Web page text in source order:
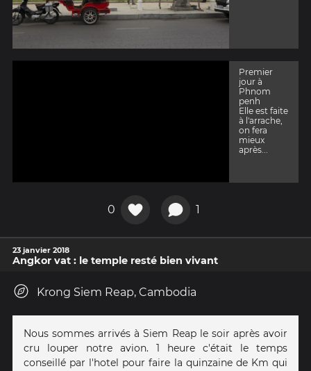
Premier
jour à
Phnom
penh
Elle est faite
à l'arrache,
on fera
mieux
après...
0 1
23 janvier 2018
Angkor vat : le temple resté bien vivant
Krong Siem Reap, Cambodia
Nous sommes arrivés à Siem Reap le soir après avoir
cru louper notre avion. 1 heure c'était le temps
conseillé par l'hotel pour faire la quinzaine de Km qui